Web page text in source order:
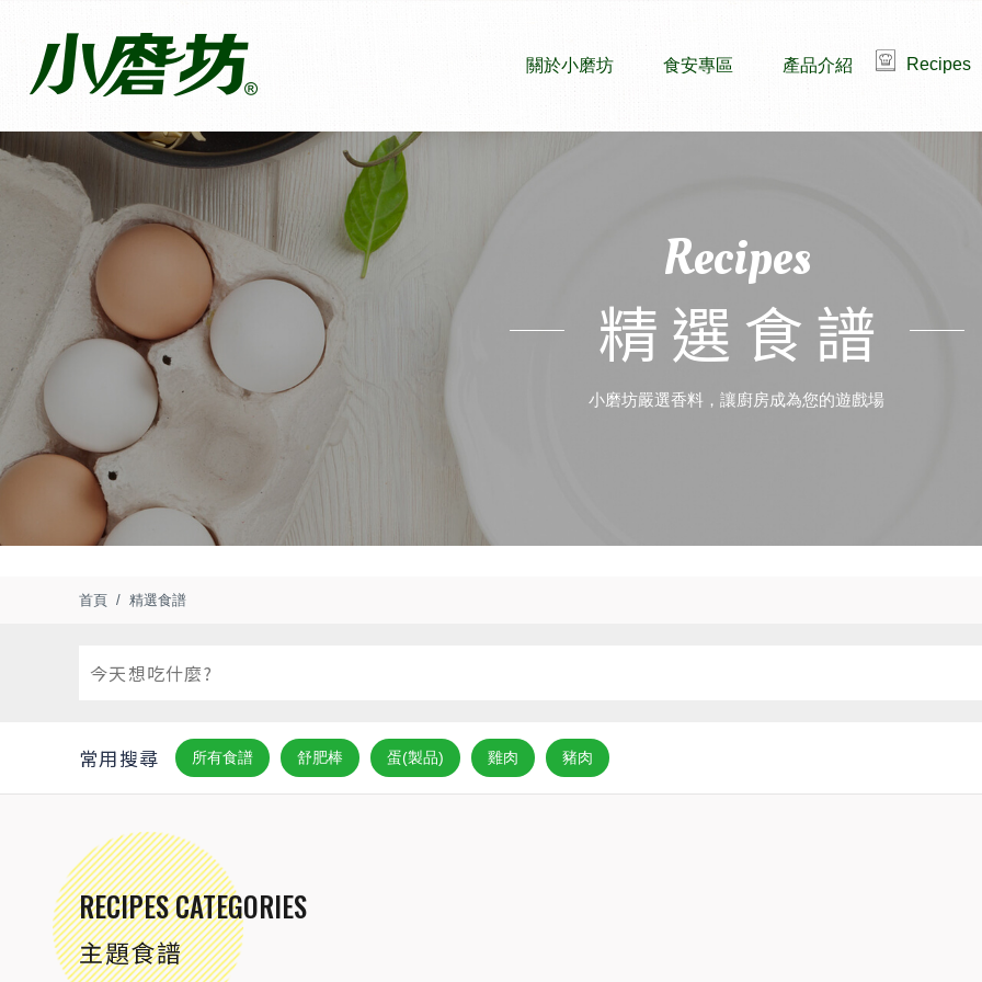
關於小磨坊 食安專區 產品介紹 Recipes
Recipes
精選食譜
小磨坊嚴選香料，讓廚房成為您的遊戲場
首頁 精選食譜
常用搜尋 所有食譜 舒肥棒 蛋(製品) 雞肉 豬肉
RECIPES CATEGORIES
主題食譜